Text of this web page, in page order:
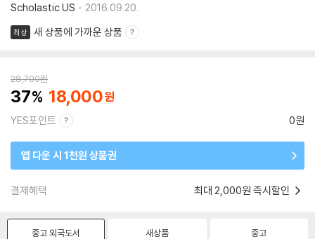
Scholastic US
2016.09.20.
최상 새 상품에 가까운 상품
28,700원
37 18,000
YES포인트 0원
앱 다운 시 1천원 상품권
결제혜택 최대 2,000원 즉시할인
중고 외국도서 새상품 중고